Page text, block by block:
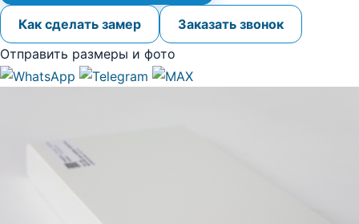
Как сделать замер
Заказать звонок
Отправить размеры и фото